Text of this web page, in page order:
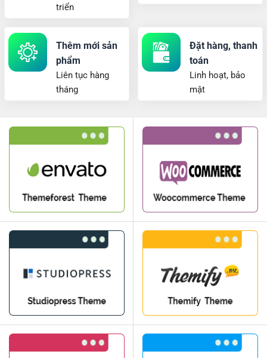
triển
Thêm mới sản
phẩm
Liên tục hàng
tháng
Đặt hàng, thanh
toán
Linh hoạt, bảo
mật